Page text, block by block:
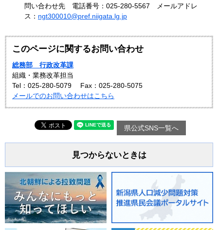
問い合わせ先 電話番号：025-280-5567 メールアドレ
ス： ngt300010@pref.niigata.lg.jp
このページに関するお問い合わせ
総務部 行政改革課
組織・業務改革担当
Tel：025-280-5079
Fax：025-280-5075
メールでのお問い合わせはこちら
県公式SNS一覧へ
見つからないときは